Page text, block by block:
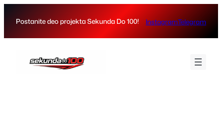
Postanite deo projekta Sekunda Do 100! InstagramTelegram